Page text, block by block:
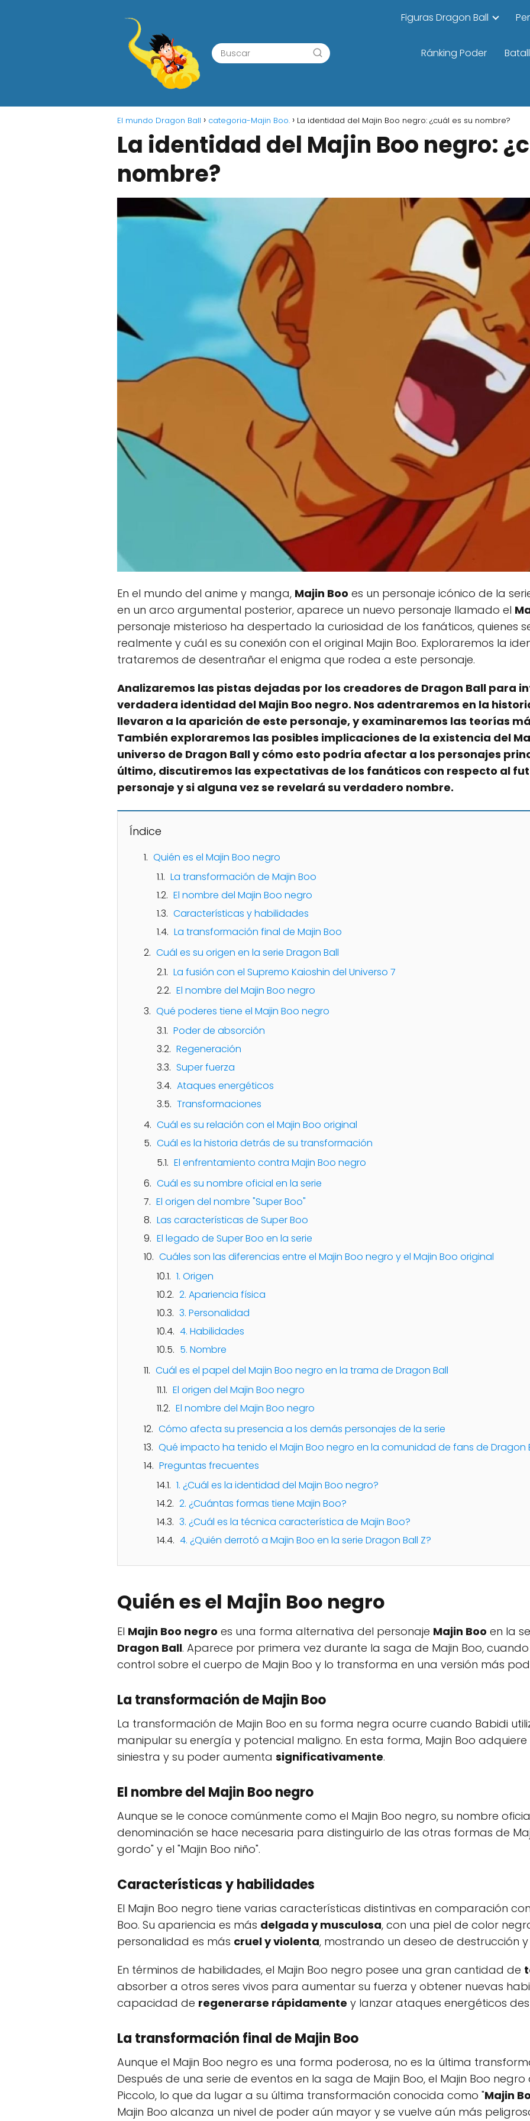
Figuras Dragon Ball
Ránking Poder
El mundo Dragon Ball categoria-Majin Boo. La identidad del Majin Boo negro: ¿cuál es su nombre?
La identidad del Majin Boo negro:
nombre?
En el mundo del anime y manga, Majin Boo es un personaje icónico de la
en un arco argumental posterior, aparece un nuevo personaje llamado el
personaje misterioso ha despertado la curiosidad de los fanáticos, quienes
realmente y cuál es su conexión con el original Majin Boo. Exploraremos la
trataremos de desentrañar el enigma que rodea a este personaje.
Analizaremos las pistas dejadas por los creadores de Dragon Ball para
verdadera identidad del Majin Boo negro. Nos adentraremos en la
llevaron a la aparición de este personaje, y examinaremos las teorías
También exploraremos las posibles implicaciones de la existencia del
universo de Dragon Ball y cómo esto podría afectar a los personajes
último, discutiremos las expectativas de los fanáticos con respecto al
personaje y si alguna vez se revelará su verdadero nombre.
Índice
Quién es el Majin Boo negro
La transformación de Majin Boo
El nombre del Majin Boo negro
Características y habilidades
La transformación final de Majin Boo
Cuál es su origen en la serie Dragon Ball
La fusión con el Supremo Kaioshin del Universo 7
El nombre del Majin Boo negro
Qué poderes tiene el Majin Boo negro
Poder de absorción
Regeneración
Super fuerza
Ataques energéticos
Transformaciones
Cuál es su relación con el Majin Boo original
Cuál es la historia detrás de su transformación
El enfrentamiento contra Majin Boo negro
Cuál es su nombre oficial en la serie
El origen del nombre "Super Boo"
Las características de Super Boo
El legado de Super Boo en la serie
Cuáles son las diferencias entre el Majin Boo negro y el Majin Boo original
1. Origen
2. Apariencia física
3. Personalidad
4. Habilidades
5. Nombre
Cuál es el papel del Majin Boo negro en la trama de Dragon Ball
El origen del Majin Boo negro
El nombre del Majin Boo negro
Cómo afecta su presencia a los demás personajes de la serie
Qué impacto ha tenido el Majin Boo negro en la comunidad de fans de Dragon
Preguntas frecuentes
1. ¿Cuál es la identidad del Majin Boo negro?
2. ¿Cuántas formas tiene Majin Boo?
3. ¿Cuál es la técnica característica de Majin Boo?
4. ¿Quién derrotó a Majin Boo en la serie Dragon Ball Z?
Quién es el Majin Boo negro
El Majin Boo negro es una forma alternativa del personaje Majin Boo en la
Dragon Ball. Aparece por primera vez durante la saga de Majin Boo,
control sobre el cuerpo de Majin Boo y lo transforma en una versión más
La transformación de Majin Boo
La transformación de Majin Boo en su forma negra ocurre cuando Babidi
manipular su energía y potencial maligno. En esta forma, Majin Boo
siniestra y su poder aumenta significativamente.
El nombre del Majin Boo negro
Aunque se le conoce comúnmente como el Majin Boo negro, su nombre
denominación se hace necesaria para distinguirlo de las otras formas de
gordo" y el "Majin Boo niño".
Características y habilidades
El Majin Boo negro tiene varias características distintivas en comparación
Boo. Su apariencia es más delgada y musculosa, con una piel de color
personalidad es más cruel y violenta, mostrando un deseo de destrucción
En términos de habilidades, el Majin Boo negro posee una gran cantidad de
absorber a otros seres vivos para aumentar su fuerza y obtener nuevas
capacidad de regenerarse rápidamente y lanzar ataques energéticos
La transformación final de Majin Boo
Aunque el Majin Boo negro es una forma poderosa, no es la última
Después de una serie de eventos en la saga de Majin Boo, el Majin Boo
Piccolo, lo que da lugar a su última transformación conocida como "Majin
Majin Boo alcanza un nivel de poder aún mayor y se vuelve aún más